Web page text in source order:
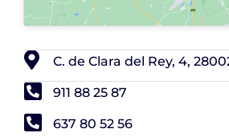
C. de Clara del Rey, 4,
911 88 25 87
637 80 52 56